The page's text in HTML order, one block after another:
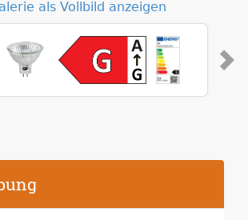
als Vollbild anzeigen